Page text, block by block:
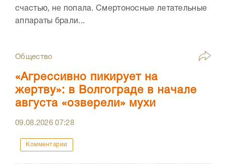
счастью, не попала. Смертоносные летательные
аппараты брали...
Общество
«Агрессивно пикирует на
жертву»: в Волгограде в начале
августа «озверели» мухи
09.08.202607:28
Комментарии